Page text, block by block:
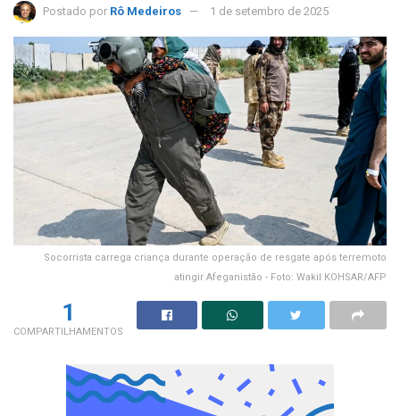
Postado por Rô Medeiros 1 de setembro de 2025
Socorrista carrega criança durante operação de resgate após terremoto
atingir Afeganistão - Foto: Wakil KOHSAR/AFP
1
COMPARTILHAMENTOS